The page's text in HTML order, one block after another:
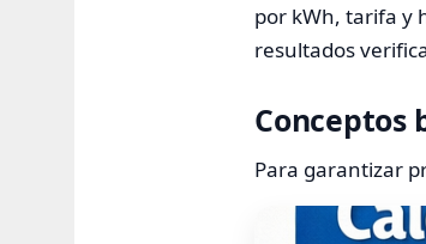
por kWh, tarifa y
resultados
Conceptos
Para garantizar